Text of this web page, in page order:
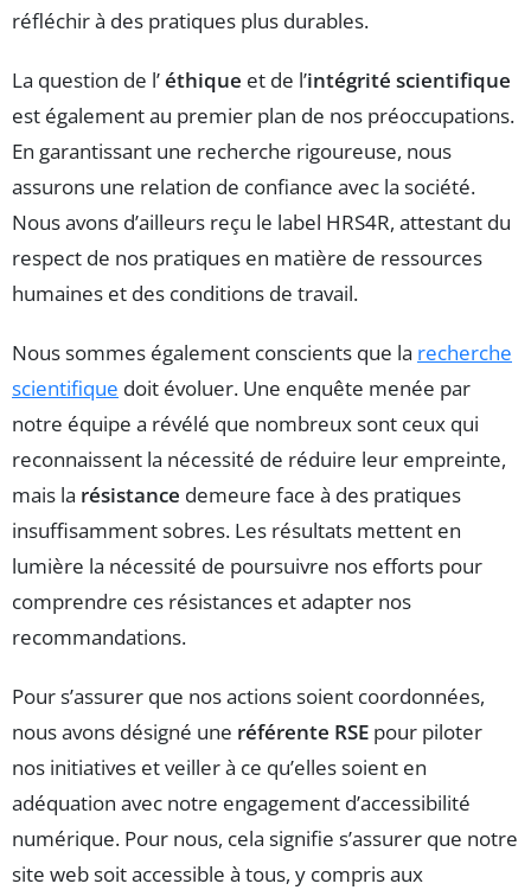
réfléchir à des pratiques plus durables.
La question de l’éthique et de l’intégrité scientifique
est également au premier plan de nos préoccupations.
En garantissant une recherche rigoureuse, nous
assurons une relation de confiance avec la société.
Nous avons d’ailleurs reçu le label HRS4R, attestant du
respect de nos pratiques en matière de ressources
humaines et des conditions de travail.
Nous sommes également conscients que la recherche
scientifique doit évoluer. Une enquête menée par
notre équipe a révélé que nombreux sont ceux qui
reconnaissent la nécessité de réduire leur empreinte,
mais la résistance demeure face à des pratiques
insuffisamment sobres. Les résultats mettent en
lumière la nécessité de poursuivre nos efforts pour
comprendre ces résistances et adapter nos
recommandations.
Pour s’assurer que nos actions soient coordonnées,
nous avons désigné une référente RSE pour piloter
nos initiatives et veiller à ce qu’elles soient en
adéquation avec notre engagement d’accessibilité
numérique. Pour nous, cela signifie s’assurer que notre
site web soit accessible à tous, y compris aux